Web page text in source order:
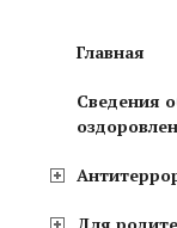
Главная
Сведения
Для